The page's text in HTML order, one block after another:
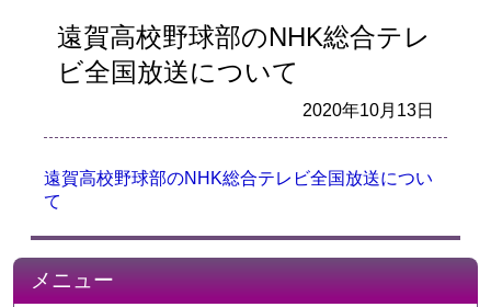
遠賀高校野球部のNHK総合テレ
ビ全国放送について
2020年10月13日
遠賀高校野球部のNHK総合テレビ全国放送につい
て
メニュー